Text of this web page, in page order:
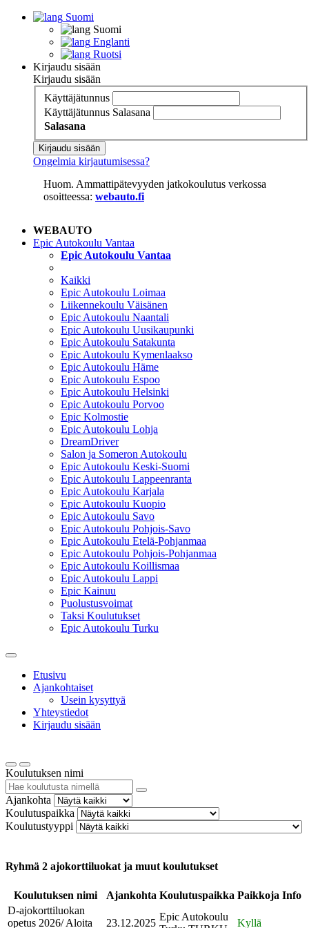
Suomi
Suomi
Englanti
Ruotsi
Kirjaudu sisään
Kirjaudu sisään
Käyttäjätunnus
Käyttäjätunnus Salasana
Salasana
Kirjaudu sisään
Ongelmia kirjautumisessa?
Huom. Ammattipätevyyden jatkokoulutus verkossa
osoitteessa: webauto.fi
WEBAUTO
Epic Autokoulu Vantaa
Epic Autokoulu Vantaa
Kaikki
Epic Autokoulu Loimaa
Liikennekoulu Väisänen
Epic Autokoulu Naantali
Epic Autokoulu Uusikaupunki
Epic Autokoulu Satakunta
Epic Autokoulu Kymenlaakso
Epic Autokoulu Häme
Epic Autokoulu Espoo
Epic Autokoulu Helsinki
Epic Autokoulu Porvoo
Epic Kolmostie
Epic Autokoulu Lohja
DreamDriver
Salon ja Someron Autokoulu
Epic Autokoulu Keski-Suomi
Epic Autokoulu Lappeenranta
Epic Autokoulu Karjala
Epic Autokoulu Kuopio
Epic Autokoulu Savo
Epic Autokoulu Pohjois-Savo
Epic Autokoulu Etelä-Pohjanmaa
Epic Autokoulu Pohjois-Pohjanmaa
Epic Autokoulu Koillismaa
Epic Autokoulu Lappi
Epic Kainuu
Puolustusvoimat
Taksi Koulutukset
Epic Autokoulu Turku
Etusivu
Ajankohtaiset
Usein kysyttyä
Yhteystiedot
Kirjaudu sisään
Koulutuksen nimi
Ajankohta
Koulutuspaikka
Koulutustyyppi
Ryhmä 2 ajokorttiluokat ja muut koulutukset
Koulutuksen nimi Ajankohta Koulutuspaikka Paikkoja Info
D-ajokorttiluokan
opetus 2026/ Aloita
23.12.2025
Epic Autokoulu
Kyllä